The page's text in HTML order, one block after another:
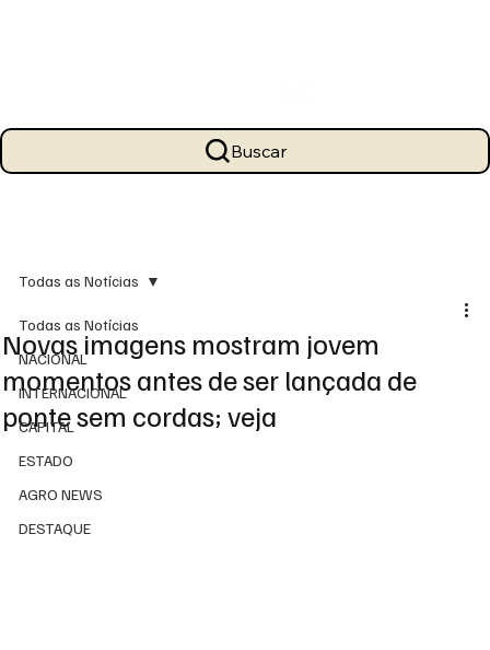
Buscar
Todas as Notícias
NACIONAL
INTERNACIONAL
CAPITAL
ESTADO
AGRO NEWS
DESTAQUE
Todas as Notícias
Novas imagens mostram jovem
momentos antes de ser lançada de
ponte sem cordas; veja